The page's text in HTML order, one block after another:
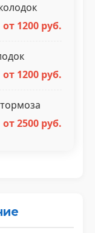
от 1200 руб.
от 1200 руб.
от 2500 руб.